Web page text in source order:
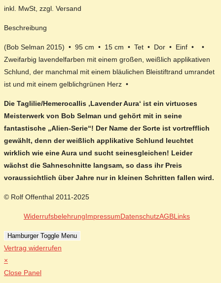
inkl. MwSt, zzgl. Versand
Beschreibung
(Bob Selman 2015) • 95 cm • 15 cm • Tet • Dor • Einf • •
Zweifarbig lavendelfarben mit einem großen, weißlich applikativen
Schlund, der manchmal mit einem bläulichen Bleistiftrand umrandet
ist und mit einem gelblichgrünen Herz •
Die Taglilie/Hemerocallis ‚Lavender Aura‘ ist ein virtuoses
Meisterwerk von Bob Selman und gehört mit in seine
fantastische „Alien-Serie“! Der Name der Sorte ist vortrefflich
gewählt, denn der weißlich applikative Schlund leuchtet
wirklich wie eine Aura und sucht seinesgleichen! Leider
wächst die Sahneschnitte langsam, so dass ihr Preis
voraussichtlich über Jahre nur in kleinen Schritten fallen wird.
© Rolf Offenthal 2011-2025
WiderrufsbelehrungImpressumDatenschutzAGBLinks
Hamburger Toggle Menu
Vertrag widerrufen
×
Close Panel